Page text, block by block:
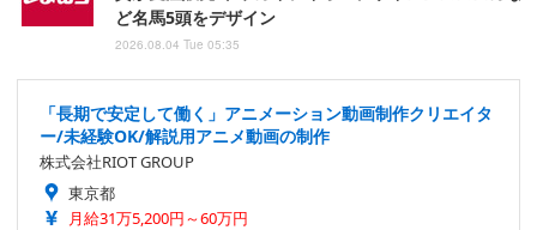
ど名馬5頭をデザイン
2026.08.04 Tue 05:35
「長期で安定して働く」アニメーション動画制作クリエイタ
ー/未経験OK/解説用アニメ動画の制作
株式会社RIOT GROUP
東京都
月給31万5,200円～60万円